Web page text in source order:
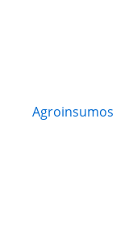
Agroinsumos